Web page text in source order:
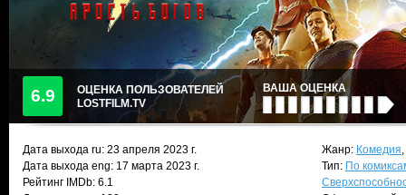
6.9
ОЦЕНКА ПОЛЬЗОВАТЕЛЕЙ
LOSTFILM.TV
ВАША ОЦЕНКА
Дата выхода ru: 23 апреля 2023 г.
Дата выхода eng: 17 марта 2023 г.
Рейтинг IMDb: 6.1
Жанр: Комедия,
Тип: По